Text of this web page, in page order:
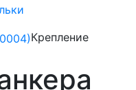
Крепление